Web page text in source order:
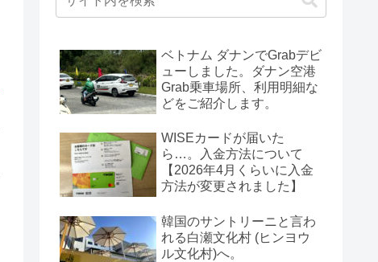
ベトナム ダナンでGrabデビ
ューしました。ダナン空港
Grab乗車場所、利用明細な
どをご紹介します。
WISEカードが届いた
ら…。入金方法について
【2026年4月くらいに入金
方法が変更されました】
韓国のサントリーニと言わ
れる白瀬文化村 (ヒンヨウ
ル文化村)へ。